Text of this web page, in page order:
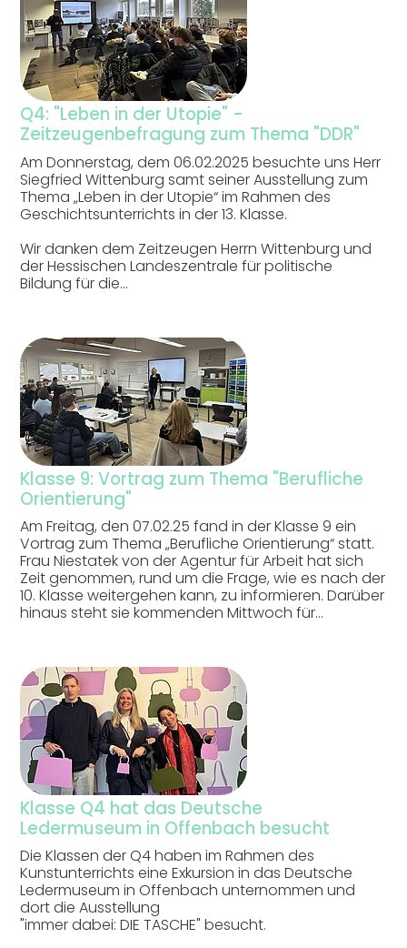
Q4: "Leben in der Utopie" -
Zeitzeugenbefragung zum Thema "DDR"
Am Donnerstag, dem 06.02.2025 besuchte uns Herr
Siegfried Wittenburg samt seiner Ausstellung zum
Thema „Leben in der Utopie“ im Rahmen des
Geschichtsunterrichts in der 13. Klasse.
Wir danken dem Zeitzeugen Herrn Wittenburg und
der Hessischen Landeszentrale für politische
Bildung für die…
Klasse 9: Vortrag zum Thema "Berufliche
Orientierung"
Am Freitag, den 07.02.25 fand in der Klasse 9 ein
Vortrag zum Thema „Berufliche Orientierung“ statt.
Frau Niestatek von der Agentur für Arbeit hat sich
Zeit genommen, rund um die Frage, wie es nach der
10. Klasse weitergehen kann, zu informieren. Darüber
hinaus steht sie kommenden Mittwoch für…
Klasse Q4 hat das Deutsche
Ledermuseum in Offenbach besucht
Die Klassen der Q4 haben im Rahmen des
Kunstunterrichts eine Exkursion in das Deutsche
Ledermuseum in Offenbach unternommen und
dort die Ausstellung
"immer dabei: DIE TASCHE" besucht.